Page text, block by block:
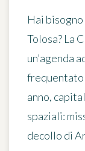
Hai
Tolosa? La
un'agenda
anno,
spaziali:
decollo di